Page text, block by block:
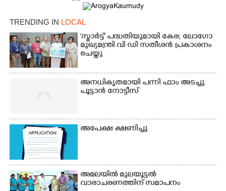
TRENDING IN LOCAL
'സ്മാർട്ട്' പദ്ധതിയുമായി കേര; ലോഗോ
മുഖ്യമന്ത്രി വി ഡി സതീശൻ പ്രകാശനം
ചെയ്തു
അനധികൃതമായി പന്നി ഫാം അടച്ചു
പൂട്ടാൻ നോട്ടീസ്
അപേക്ഷ ക്ഷണിച്ചു
അമലയിൽ മുലയൂട്ടൽ
വാരാചരണത്തിന് സമാപനം
Share this link